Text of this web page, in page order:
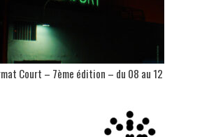
Court – 7ème édition – du 08 au 12